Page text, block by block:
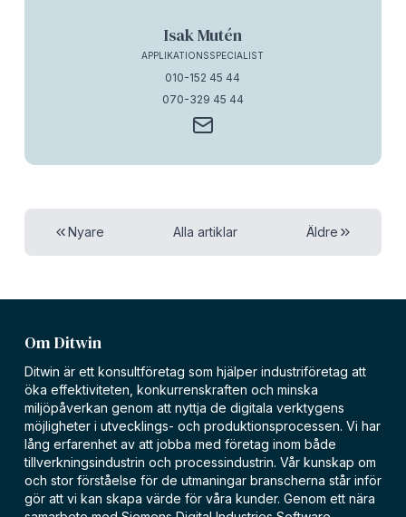
Isak Mutén
APPLIKATIONSSPECIALIST
010-152 45 44
070-329 45 44
Nyare Alla artiklar Äldre
Om Ditwin
Ditwin är ett konsultföretag som hjälper industriföretag att
öka effektiviteten, konkurrenskraften och minska
miljöpåverkan genom att nyttja de digitala verktygens
möjligheter i utvecklings- och produktionsprocessen. Vi har
lång erfarenhet av att jobba med företag inom både
tillverkningsindustrin och processindustrin. Vår kunskap om
och stor förståelse för de utmaningar branscherna står inför
gör att vi kan skapa värde för våra kunder. Genom ett nära